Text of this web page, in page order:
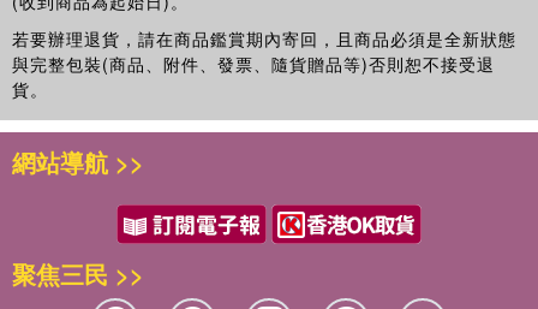
若要辦理退貨，請在商品鑑賞期內寄回，且商品必須是全新狀態
與完整包裝(商品、附件、發票、隨貨贈品等)否則恕不接受退
貨。
網站導航 >>
聚焦三民 >>